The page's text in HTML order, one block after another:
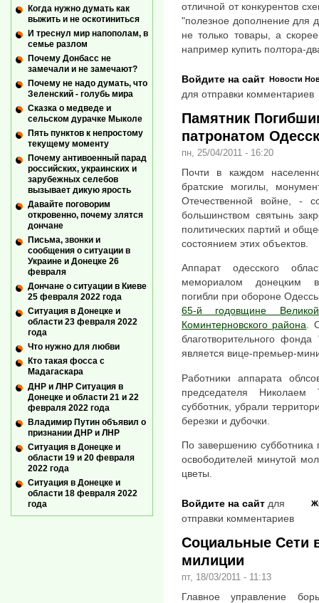
отличной от конкурентов
"полезное дополнение для
не только товары, а
например купить полтора-
Новости
Войдите на сайт
для отправки комментариев
Памятник
патронатом
пн, 25/04/2011 - 16:20
Почти в каждом
братские могилы,
Отечественной войне, -
большинством святынь
политических партий и
состоянием этих объектов.
Аппарат одесского
мемориалом донецким
погибли при обороне
65-й годовщине
Коминтерновского района.
благотворительного
является вице-премьер-
Работники аппарата
председателя
субботник, убрали
березки и дубочки.
По завершению субботника
освободителей минутой
цветы.
Войдите на сайт для
отправки комментариев
Социальные Сети
милиции
пт, 18/03/2011 - 11:13
Главное управление
Когда нужно думать как
выжить и не оскотиниться
И треснул мир напополам, в
семье разлом
Почему Донбасс не
замечали и не замечают?
Почему не надо думать, что
Зеленский - голубь мира
Сказка о медведе и
сельском дурачке Мыколе
Пять пунктов к непростому
текущему моменту
Почему антивоенный парад
российских, украинских и
зарубежных селебов
вызывает дикую ярость
Давайте поговорим
откровенно, почему злятся
дончане
Письма, звонки и
сообщения о ситуации в
Украине и Донецке 26
февраля
Дончане о ситуации в Киеве
25 февраля 2022 года
Ситуация в Донецке и
области 23 февраля 2022
года
Что нужно для любви
Кто такая фосса с
Мадагаскара
ДНР и ЛНР Ситуация в
Донецке и области 21 и 22
февраля 2022 года
Владимир Путин объявил о
признании ДНР и ЛНР
Ситуация в Донецке и
области 19 и 20 февраля
2022 года
Ситуация в Донецке и
области 18 февраля 2022
года